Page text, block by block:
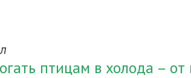
птицам в холода –